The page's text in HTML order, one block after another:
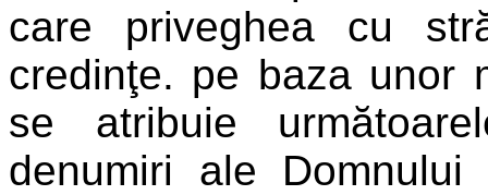
care priveghea cu
credinţe. pe baza unor
se atribuie
denumiri ale